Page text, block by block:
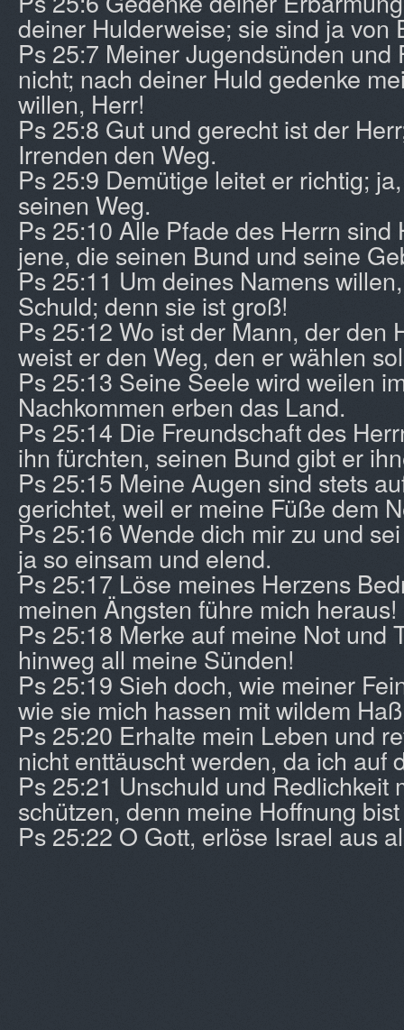
deiner Hulderweise; sie sind ja von
Ps 25:7 Meiner Jugendsünden und
nicht; nach deiner Huld gedenke
willen, Herr!
Ps 25:8 Gut und gerecht ist der
Irrenden den Weg.
Ps 25:9 Demütige leitet er richtig;
seinen Weg.
Ps 25:10 Alle Pfade des Herrn sind
jene, die seinen Bund und seine
Ps 25:11 Um deines Namens
Schuld; denn sie ist groß!
Ps 25:12 Wo ist der Mann, der den
weist er den Weg, den er wählen
Ps 25:13 Seine Seele wird weilen
Nachkommen erben das Land.
Ps 25:14 Die Freundschaft des
ihn fürchten, seinen Bund gibt er
Ps 25:15 Meine Augen sind stets
gerichtet, weil er meine Füße dem
Ps 25:16 Wende dich mir zu und
ja so einsam und elend.
Ps 25:17 Löse meines Herzens
meinen Ängsten führe mich heraus!
Ps 25:18 Merke auf meine Not und
hinweg all meine Sünden!
Ps 25:19 Sieh doch, wie meiner
wie sie mich hassen mit wildem
Ps 25:20 Erhalte mein Leben und
nicht enttäuscht werden, da ich auf
Ps 25:21 Unschuld und Redlichkeit
schützen, denn meine Hoffnung
Ps 25:22 O Gott, erlöse Israel aus